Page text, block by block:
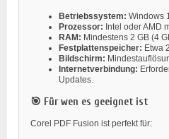
Betriebssystem: Windows
Prozessor: Intel oder AMD
RAM: Mindestens 2 GB (4
Festplattenspeicher: Etwa
Bildschirm:
Internetverbindung:
Updates.
🎯 Für wen es geeignet ist
Corel PDF Fusion ist perfekt für: